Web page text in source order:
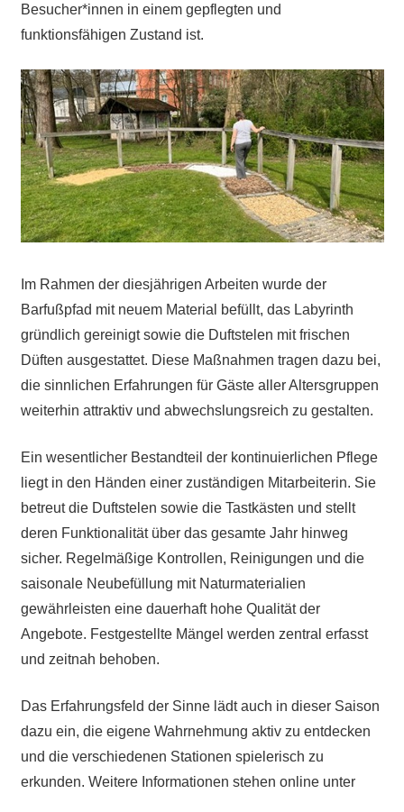
Besucher*innen in einem gepflegten und
funktionsfähigen Zustand ist.
Im Rahmen der diesjährigen Arbeiten wurde der
Barfußpfad mit neuem Material befüllt, das Labyrinth
gründlich gereinigt sowie die Duftstelen mit frischen
Düften ausgestattet. Diese Maßnahmen tragen dazu bei,
die sinnlichen Erfahrungen für Gäste aller Altersgruppen
weiterhin attraktiv und abwechslungsreich zu gestalten.
Ein wesentlicher Bestandteil der kontinuierlichen Pflege
liegt in den Händen einer zuständigen Mitarbeiterin. Sie
betreut die Duftstelen sowie die Tastkästen und stellt
deren Funktionalität über das gesamte Jahr hinweg
sicher. Regelmäßige Kontrollen, Reinigungen und die
saisonale Neubefüllung mit Naturmaterialien
gewährleisten eine dauerhaft hohe Qualität der
Angebote. Festgestellte Mängel werden zentral erfasst
und zeitnah behoben.
Das Erfahrungsfeld der Sinne lädt auch in dieser Saison
dazu ein, die eigene Wahrnehmung aktiv zu entdecken
und die verschiedenen Stationen spielerisch zu
erkunden. Weitere Informationen stehen online unter